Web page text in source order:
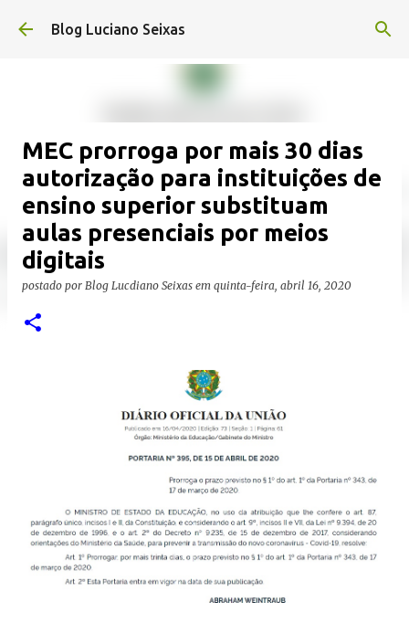
Pular para o conteúdo principal
Blog Luciano Seixas
MEC prorroga por mais 30 dias
autorização para instituições de
ensino superior substituam
aulas presenciais por meios
digitais
postado por Blog Lucdiano Seixas em quinta-feira, abril 16, 2020